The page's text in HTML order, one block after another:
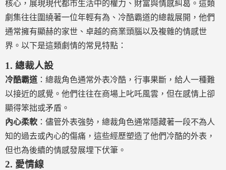
核心，展現現代都市生活中的權力、財富與情感糾葛。這類
劇集往往圍繞著一位年輕有為、冷酷霸道的總裁展開，他們
通常擁有顯赫的家世、卓越的商業頭腦以及複雜的情感世
界。以下是這類劇情的常見特點：
1. 總裁人設
冷酷霸道 ：總裁角色通常外表冷酷，行事果斷，給人一種難
以接近的感覺。他們往往在商場上叱吒風雲，但在感情上卻
顯得笨拙或矛盾。
內心柔軟 ：儘管外表強勢，總裁角色通常隱藏著一段不為人
知的過去或內心的傷痛，這些經歷塑造了他們冷酷的外表，
但也為後續的情感發展埋下伏筆。
2. 愛情線